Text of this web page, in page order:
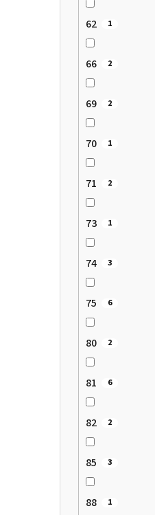
62 1
66 2
69 2
70 1
71 2
73 1
74 3
75 6
80 2
81 6
82 2
85 3
88 1